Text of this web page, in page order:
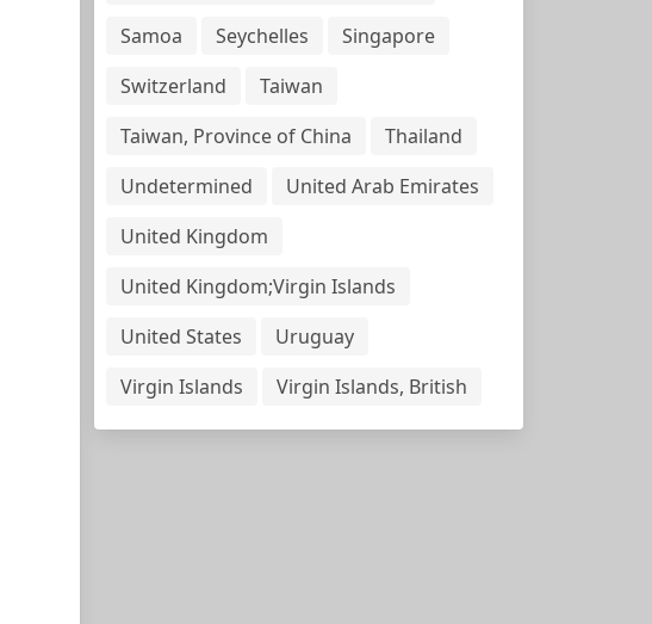
Samoa
Seychelles
Singapore
Switzerland
Taiwan
Taiwan, Province of China
Thailand
Undetermined
United Arab Emirates
United Kingdom
United Kingdom;Virgin Islands
United States
Uruguay
Virgin Islands
Virgin Islands, British